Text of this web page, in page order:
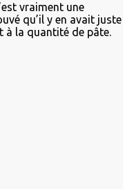
vraiment une
qu’il y en avait juste
à la quantité de pâte.